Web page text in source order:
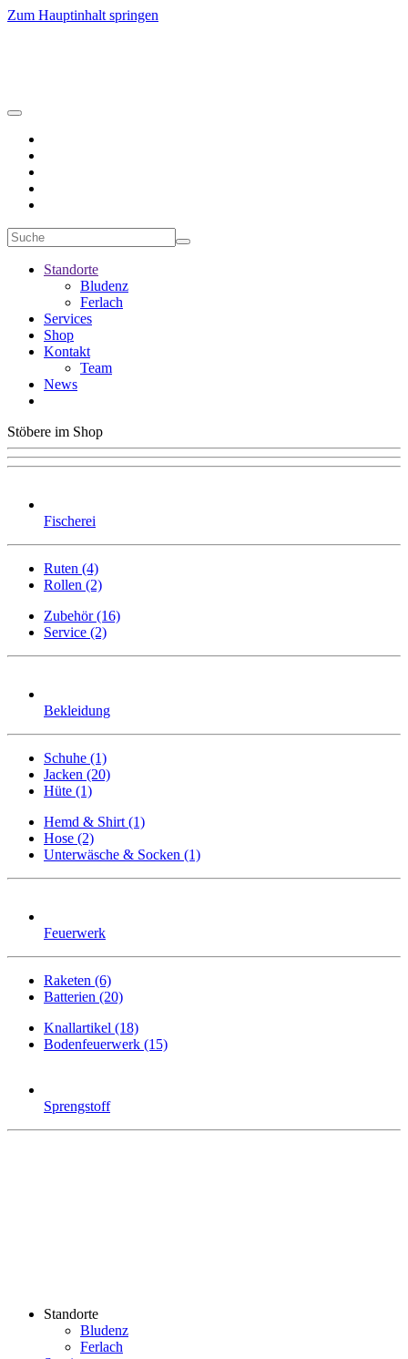
Zum Hauptinhalt springen
Standorte
Bludenz
Ferlach
Services
Shop
Kontakt
Team
News
Stöbere im Shop
Fischerei
Ruten (4)
Rollen (2)
Zubehör (16)
Service (2)
Bekleidung
Schuhe (1)
Jacken (20)
Hüte (1)
Hemd & Shirt (1)
Hose (2)
Unterwäsche & Socken (1)
Feuerwerk
Raketen (6)
Batterien (20)
Knallartikel (18)
Bodenfeuerwerk (15)
Sprengstoff
Standorte
Bludenz
Ferlach